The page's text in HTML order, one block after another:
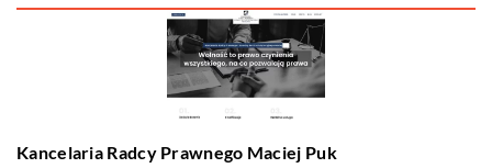
Kancelaria Radcy Prawnego Maciej Puk